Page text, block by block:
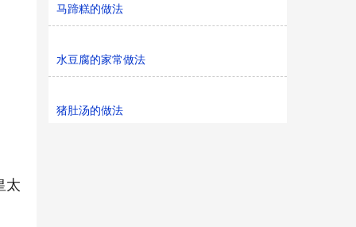
太
马蹄糕的做法
水豆腐的家常做法
猪肚汤的做法